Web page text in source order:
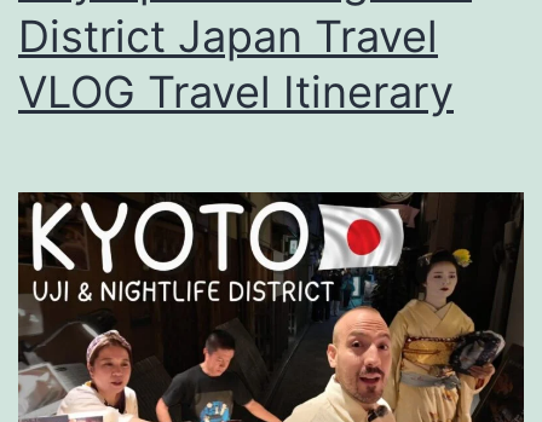
District Japan Travel
VLOG Travel Itinerary